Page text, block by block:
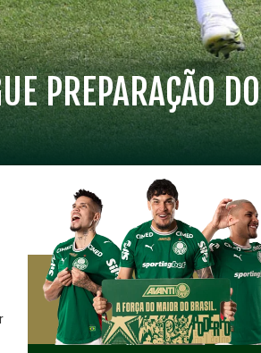
PREPARAÇÃO DO